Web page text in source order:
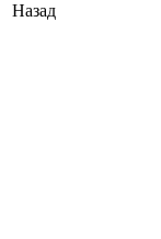
Назад